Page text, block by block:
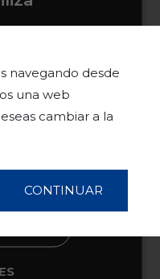
navegando desde
una web
cambiar a la
CONTINUAR
usuario. Al
usted acepta
con
Más